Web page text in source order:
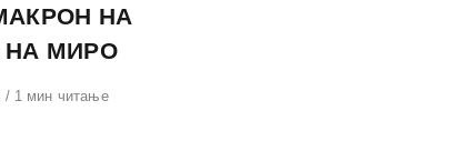
НА
НА МИРО
1 мин читање